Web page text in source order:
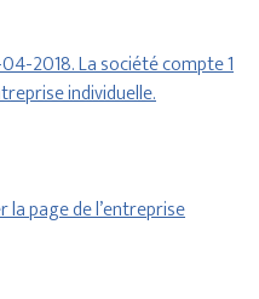
2018. La société compte 1
individuelle.
la page de l’entreprise